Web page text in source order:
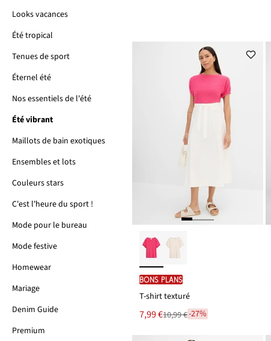
Looks vacances
Été tropical
Tenues de sport
Éternel été
Nos essentiels de l'été
Été vibrant
Maillots de bain exotiques
Ensembles et lots
Couleurs stars
C'est l'heure du sport !
Mode pour le bureau
Mode festive
Homewear
Mariage
Denim Guide
Premium
BONS PLANS
T-shirt texturé
Le
nouveau
7,99 €
Remise10,99 €-27%